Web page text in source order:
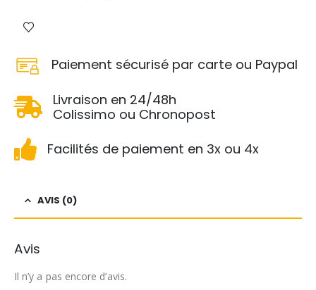
Paiement sécurisé par carte ou Paypal
Livraison en 24/48h
Colissimo ou Chronopost
Facilités de paiement en 3x ou 4x
AVIS (0)
Avis
Il n’y a pas encore d’avis.